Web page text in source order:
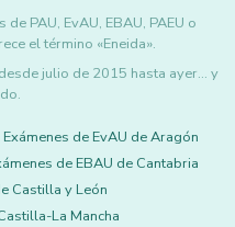
PAU, EvAU, EBAU, PAEU o
el término «Eneida».
julio de 2015 hasta ayer... y
Exámenes de EvAU de Aragón
de EBAU de Cantabria
Castilla y León
La Mancha